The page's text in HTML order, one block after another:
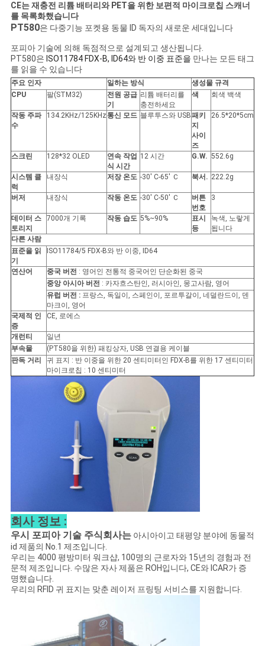
주
세
요
뉴
스
인
용
문
을
요
하
세
요
PRIVACY
POLICY
CE는 재충전 리튬 배터리와 PET을 위한 보편적 마이크로칩 스캐너
를 목록화했습니다
PT580은 다중기능 포켓용 동물 ID 독자의 새로운 세대입니다
포피아 기술에 의해 독점적으로 설계되고 생산됩니다.
PT580은 ISO11784 FDX-B, ID64와 반 이중 표준을 만나는 모든 태그
를 읽을 수 있습니다
주요 인자 일하는 방식
생성물 규격
CPU
팔(STM32)
전원 공급
기
리튬 배터리를
충전하세요
색 회색 백색
작동 주파
수
134.2KHz/125KHz통신 모드 블루투스와 USB패키
지
사이
즈
26.5*20*5cm
스크린 128*32 OLED
연속 작업
식 시간
12 시간 G.W. 552.6g
시스템 클
럭
내장식 저장 온도 -30' C-65' Ｃ 북서. 222.2g
버저 내장식 작동 온도 -30' C-50' Ｃ
버튼
번호
3
데이터 스
토리지
7000개 기록 작동 습도 5%~90%
표시
등
녹색, 노랗게
됩니다
다른 사람
표준을 읽
기
ISO11784/5 FDX-B와 반 이중, ID64
연산어 중국 버전 : 영어인 전통적 중국어인 단순화된 중국
중앙 아시아 버전 : 카자흐스탄인, 러시아인, 몽고사람, 영어
유럽 버전 :프랑스, 독일이, 스페인이, 포르투갈이, 네덜란드이, 덴
마크이, 영어
국제적 인
증
CE, 로에스
개런티
일년
부속물
(PT580을 위한) 패킹상자, USB 연결용 케이블
판독 거리
귀 표지 : 반 이중을 위한 20 센티미터인 FDX-B를 위한 17 센티미터
마이크로칩 : 10 센티미터
회사 정보 :
우시 포피아 기술 주식회사는아시아이고 태평양 분야에 동물적
id 제품의 No.1 제조입니다.
우리는 4000 평방미터 워크샵, 100명의 근로자와 15년의 경험과 전
문적 제조입니다. 수많은 자사 제품은 ROH입니다, CE와 ICAR가 증
명했습니다.
우리의 RFID 귀 표지는 맞춘 레이저 프링팅 서비스를 지원합니다.